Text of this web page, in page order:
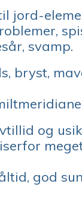
jord-
svamp.
bryst,
og
god